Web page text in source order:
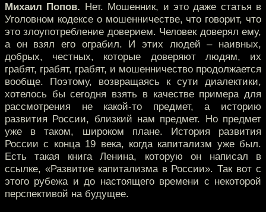
Михаил Попов. Нет. Мошенник, и это даже статья в
Уголовном кодексе о мошенничестве, что говорит, что
это злоупотребление доверием. Человек доверял ему,
а он взял его ограбил. И этих людей – наивных,
добрых, честных, которые доверяют людям, их
грабят, грабят, грабят, и мошенничество продолжается
вообще. Поэтому, возвращаясь к сути диалектики,
хотелось бы сегодня взять в качестве примера для
рассмотрения не какой-то предмет, а историю
развития России, близкий нам предмет. Но предмет
уже в таком, широком плане. История развития
России с конца 19 века, когда капитализм уже был.
Есть такая книга Ленина, которую он написал в
ссылке, «Развитие капитализма в России». Так вот с
этого рубежа и до настоящего времени с некоторой
перспективой на будущее.